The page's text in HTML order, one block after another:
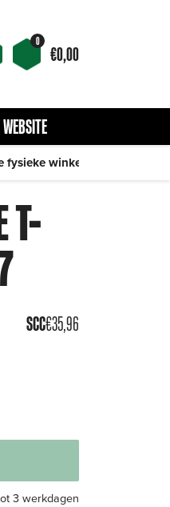
0
€0,00
fysieke winkels
T-
SCC€35,96
3 werkdagen